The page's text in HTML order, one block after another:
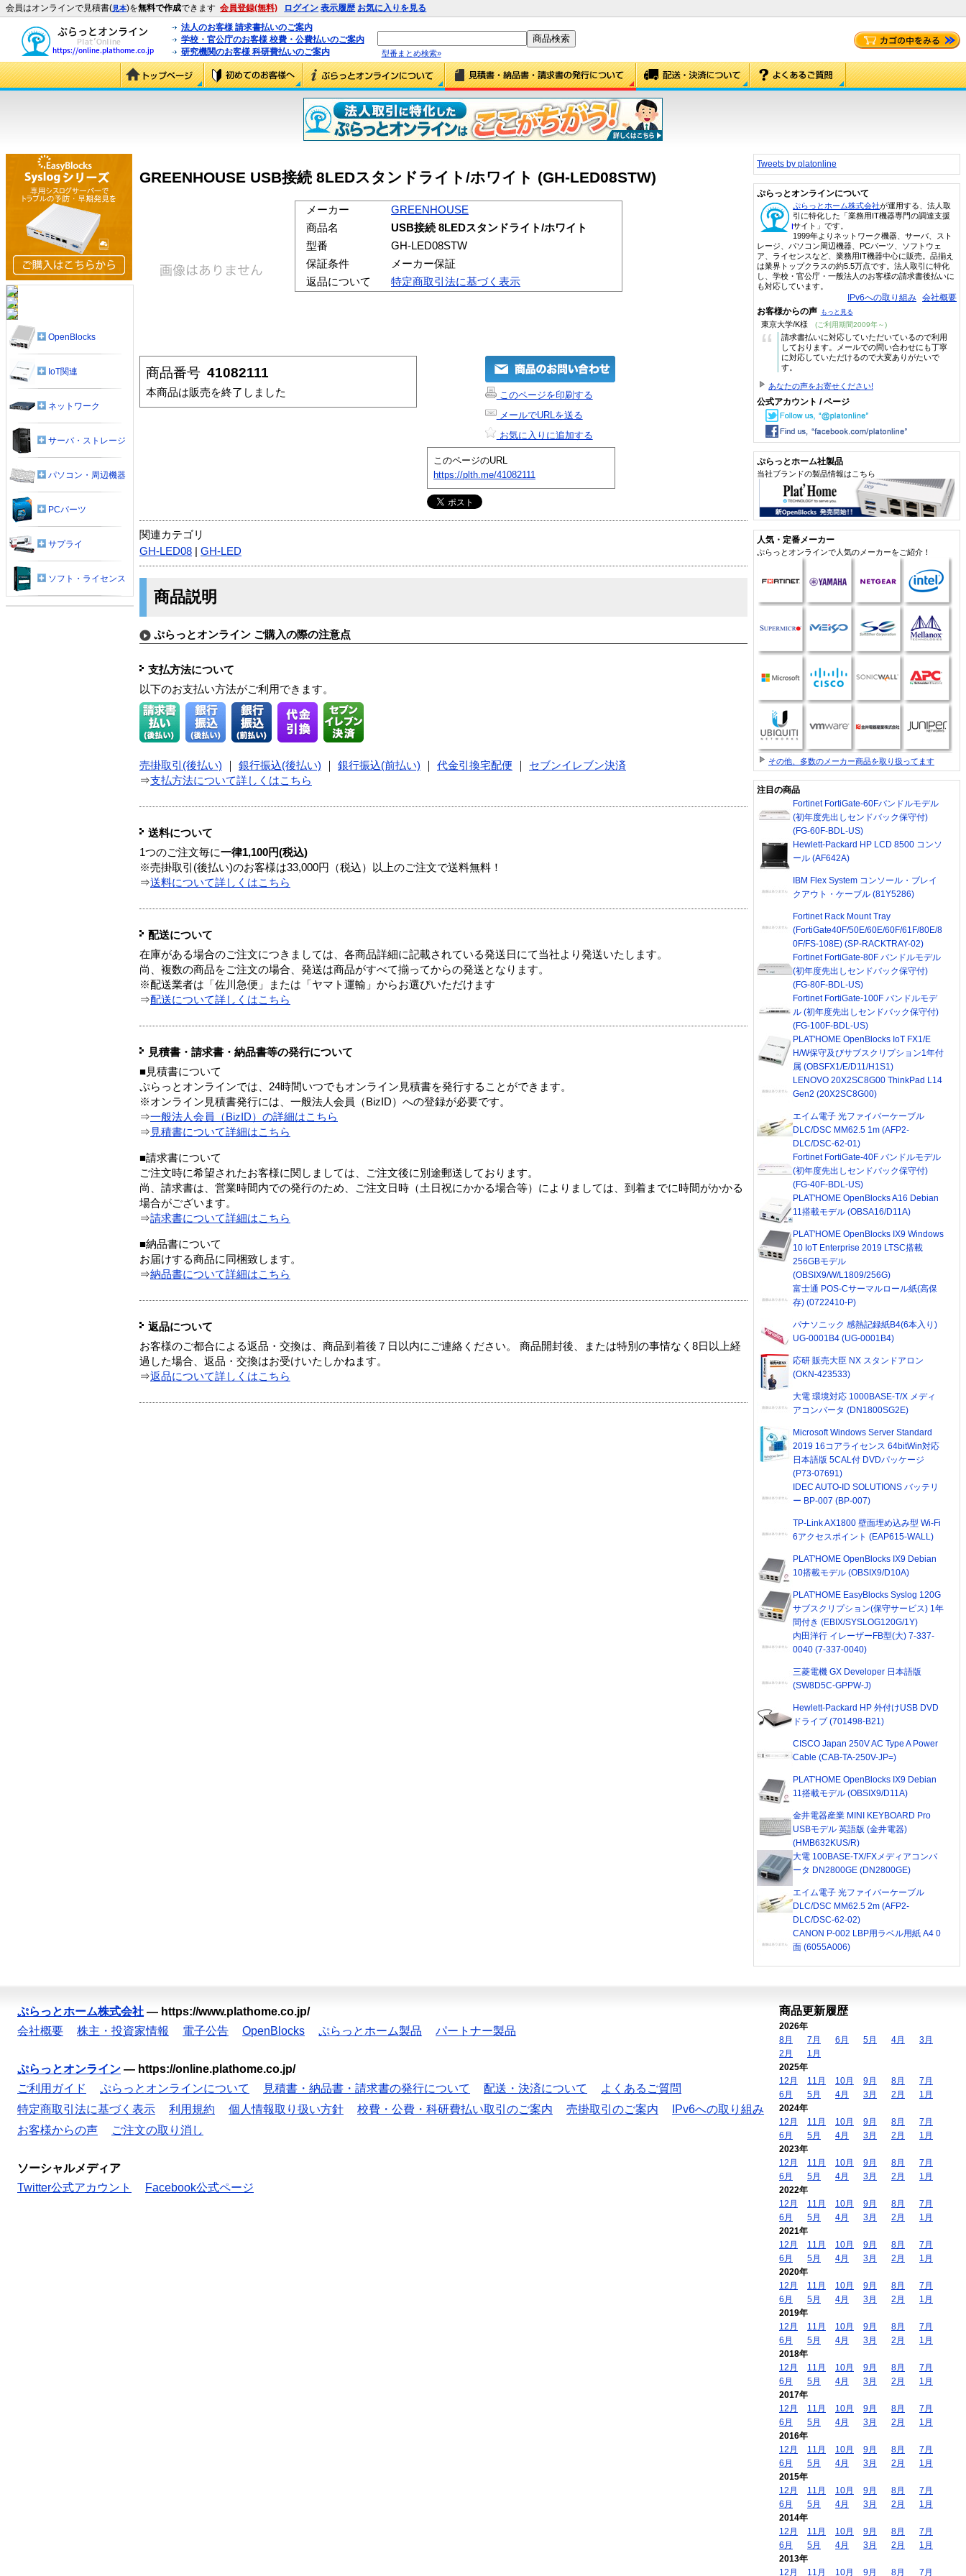
会員はオンラインで見積書(見本)を無料で作成できます 会員登録(無料) ログイン 表示履歴 お気に入りを見る
法人のお客様 請求書払いのご案内
学校・官公庁のお客様 校費・公費払いのご案内
研究機関のお客様 科研費払いのご案内
型番まとめ検索»
GREENHOUSE USB接続 8LEDスタンドライト/ホワイト (GH-LED08STW)
メーカー
GREENHOUSE
商品名
USB接続 8LEDスタンドライト/ホワイト
型番
GH-LED08STW
保証条件
メーカー保証
返品について
特定商取引法に基づく表示
商品番号 41082111
本商品は販売を終了しました
このページを印刷する
メールでURLを送る
お気に入りに追加する
このページのURL
https://plth.me/41082111
関連カテゴリ
GH-LED08
GH-LED
商品説明
ぷらっとオンライン ご購入の際の注意点
支払方法について
以下のお支払い方法がご利用できます。
売掛取引(後払い) 銀行振込(後払い) 銀行振込(前払い) 代金引換宅配便
セブンイレブン決済
⇒支払方法について詳しくはこちら
送料について
1つのご注文毎に一律1,100円(税込)
※売掛取引(後払い)のお客様は33,000円（税込）以上のご注文で送料無料！
⇒送料について詳しくはこちら
配送について
在庫がある場合のご注文につきましては、各商品詳細に記載されている発送日にて当社より発送いたします。
尚、複数の商品をご注文の場合、発送は商品がすべて揃ってからの発送となります。
※配送業者は「佐川急便」または「ヤマト運輸」からお選びいただけます
⇒配送について詳しくはこちら
見積書・請求書・納品書等の発行について
■見積書について
ぷらっとオンラインでは、24時間いつでもオンライン見積書を発行することができます。
※オンライン見積書発行には、一般法人会員（BizID）への登録が必要です。
⇒一般法人会員（BizID）の詳細はこちら
⇒ 見積書について詳細はこちら
■請求書について
ご注文時に希望されたお客様に関しましては、ご注文後に別途郵送しております。
尚、請求書は、営業時間内での発行のため、ご注文日時（土日祝にかかる場合等）によりましては、到着までに時間がかかる
場合がございます。
⇒請求書について詳細はこちら
■納品書について
お届けする商品に同梱致します。
⇒納品書について詳細はこちら
返品について
お客様のご都合による返品・交換は、商品到着後７日以内にご連絡ください。 商品開封後、または特別の事情なく8日以上経
過した場合、返品・交換はお受けいたしかねます。
⇒返品について詳しくはこちら
OpenBlocks
IoT関連
ネットワーク
サーバ・ストレージ
パソコン・周辺機器
PCパーツ
サプライ
ソフト・ライセンス
Tweets by platonline
ぷらっとオンラインについて
ぷらっとホーム株式会社が運用する、法人取
引に特化した「業務用IT機器専門の調達支援
サイト」です。
1999年よりネットワーク機器、サーバ、スト
レージ、パソコン周辺機器、PCパーツ、ソフトウェ
ア、ライセンスなど、業務用IT機器中心に販売。品揃え
は業界トップクラスの約5.5万点です。法人取引に特化
し、学校・官公庁・一般法人のお客様の請求書後払いに
も対応しています。
IPv6への取り組み 会社概要
お客様からの声 もっと見る
東京大学/K様 (ご利用期間2009年～)
“
請求書払いに対応していただいているので利用
しております。メールでの問い合わせにも丁寧
に対応していただけるので大変ありがたいで
す。
あなたの声をお寄せください!
公式アカウント / ページ
ぷらっとホーム社製品
当社ブランドの製品情報はこちら
人気・定番メーカー
ぷらっとオンラインで人気のメーカーをご紹介！
その他、多数のメーカー商品を取り扱ってます
注目の商品
Fortinet FortiGate-60Fバンドルモデル
(初年度先出しセンドバック保守付)
(FG-60F-BDL-US)
Hewlett-Packard HP LCD 8500 コンソ
ール (AF642A)
IBM Flex System コンソール・ブレイ
クアウト・ケーブル (81Y5286)
Fortinet Rack Mount Tray
(FortiGate40F/50E/60E/60F/61F/80E/8
0F/FS-108E) (SP-RACKTRAY-02)
Fortinet FortiGate-80F バンドルモデル
(初年度先出しセンドバック保守付)
(FG-80F-BDL-US)
Fortinet FortiGate-100F バンドルモデ
ル (初年度先出しセンドバック保守付)
(FG-100F-BDL-US)
PLAT'HOME OpenBlocks IoT FX1/E
H/W保守及びサブスクリプション1年付
属 (OBSFX1/E/D11/H1S1)
LENOVO 20X2SC8G00 ThinkPad L14
Gen2 (20X2SC8G00)
エイム電子 光ファイバーケーブル
DLC/DSC MM62.5 1m (AFP2-
DLC/DSC-62-01)
Fortinet FortiGate-40F バンドルモデル
(初年度先出しセンドバック保守付)
(FG-40F-BDL-US)
PLAT'HOME OpenBlocks A16 Debian
11搭載モデル (OBSA16/D11A)
PLAT'HOME OpenBlocks IX9 Windows
10 IoT Enterprise 2019 LTSC搭載
256GBモデル
(OBSIX9/W/L1809/256G)
富士通 POS-Cサーマルロール紙(高保
存) (0722410-P)
パナソニック 感熱記録紙B4(6本入り)
UG-0001B4 (UG-0001B4)
応研 販売大臣 NX スタンドアロン
(OKN-423533)
大電 環境対応 1000BASE-T/X メディ
アコンバータ (DN1800SG2E)
Microsoft Windows Server Standard
2019 16コアライセンス 64bitWin対応
日本語版 5CAL付 DVDパッケージ
(P73-07691)
IDEC AUTO-ID SOLUTIONS バッテリ
ー BP-007 (BP-007)
TP-Link AX1800 壁面埋め込み型 Wi-Fi
6アクセスポイント (EAP615-WALL)
PLAT'HOME OpenBlocks IX9 Debian
10搭載モデル (OBSIX9/D10A)
PLAT'HOME EasyBlocks Syslog 120G
サブスクリプション(保守サービス) 1年
間付き (EBIX/SYSLOG120G/1Y)
内田洋行 イレーザーFB型(大) 7-337-
0040 (7-337-0040)
三菱電機 GX Developer 日本語版
(SW8D5C-GPPW-J)
Hewlett-Packard HP 外付けUSB DVD
ドライブ (701498-B21)
CISCO Japan 250V AC Type A Power
Cable (CAB-TA-250V-JP=)
PLAT'HOME OpenBlocks IX9 Debian
11搭載モデル (OBSIX9/D11A)
金井電器産業 MINI KEYBOARD Pro
USBモデル 英語版 (金井電器)
(HMB632KUS/R)
大電 100BASE-TX/FXメディアコンバ
ータ DN2800GE (DN2800GE)
エイム電子 光ファイバーケーブル
DLC/DSC MM62.5 2m (AFP2-
DLC/DSC-62-02)
CANON P-002 LBP用ラベル用紙 A4 0
面 (6055A006)
ぷらっとホーム株式会社 — https://www.plathome.co.jp/
会社概要
株主・投資家情報 電子公告 OpenBlocks ぷらっとホーム製品 パートナー製品
ぷらっとオンライン — https://online.plathome.co.jp/
ご利用ガイド
ぷらっとオンラインについて 見積書・納品書・請求書の発行について 配送・決済について
よくあるご質問
特定商取引法に基づく表示
利用規約 個人情報取り扱い方針 校費・公費・科研費払い取引のご案内 売掛取引のご案内
IPv6への取り組み
お客様からの声
ご注文の取り消し
ソーシャルメディア
Twitter公式アカウント
Facebook公式ページ
商品更新履歴
2026年
8月
7月 6月 5月 4月
3月
2月
1月
2025年
12月
11月 10月 9月 8月
7月
6月
5月 4月 3月 2月
1月
2024年
12月
11月 10月 9月 8月
7月
6月
5月 4月 3月 2月
1月
2023年
12月
11月 10月 9月 8月
7月
6月
5月 4月 3月 2月
1月
2022年
12月
11月 10月 9月 8月
7月
6月
5月 4月 3月 2月
1月
2021年
12月
11月 10月 9月 8月
7月
6月
5月 4月 3月 2月
1月
2020年
12月
11月 10月 9月 8月
7月
6月
5月 4月 3月 2月
1月
2019年
12月
11月 10月 9月 8月
7月
6月
5月 4月 3月 2月
1月
2018年
12月
11月 10月 9月 8月
7月
6月
5月 4月 3月 2月
1月
2017年
12月
11月 10月 9月 8月
7月
6月
5月 4月 3月 2月
1月
2016年
12月
11月 10月 9月 8月
7月
6月
5月 4月 3月 2月
1月
2015年
12月
11月 10月 9月 8月
7月
6月
5月 4月 3月 2月
1月
2014年
12月
11月 10月 9月 8月
7月
6月
5月 4月 3月 2月
1月
2013年
12月
11月 10月 9月 8月 7月